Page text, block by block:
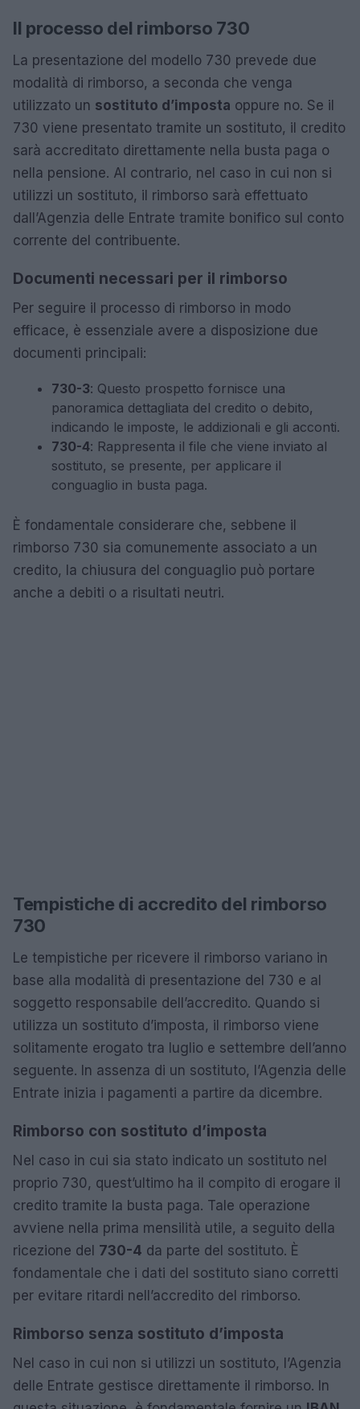
Il processo del rimborso 730
La presentazione del modello 730 prevede due
modalità di rimborso, a seconda che venga
utilizzato un sostituto d’imposta oppure no. Se il
730 viene presentato tramite un sostituto, il credito
sarà accreditato direttamente nella busta paga o
nella pensione. Al contrario, nel caso in cui non si
utilizzi un sostituto, il rimborso sarà effettuato
dall’Agenzia delle Entrate tramite bonifico sul conto
corrente del contribuente.
Documenti necessari per il rimborso
Per seguire il processo di rimborso in modo
efficace, è essenziale avere a disposizione due
documenti principali:
730-3: Questo prospetto fornisce una
panoramica dettagliata del credito o debito,
indicando le imposte, le addizionali e gli acconti.
730-4: Rappresenta il file che viene inviato al
sostituto, se presente, per applicare il
conguaglio in busta paga.
È fondamentale considerare che, sebbene il
rimborso 730 sia comunemente associato a un
credito, la chiusura del conguaglio può portare
anche a debiti o a risultati neutri.
Tempistiche di accredito del rimborso
730
Le tempistiche per ricevere il rimborso variano in
base alla modalità di presentazione del 730 e al
soggetto responsabile dell’accredito. Quando si
utilizza un sostituto d’imposta, il rimborso viene
solitamente erogato tra luglio e settembre dell’anno
seguente. In assenza di un sostituto, l’Agenzia delle
Entrate inizia i pagamenti a partire da dicembre.
Rimborso con sostituto d’imposta
Nel caso in cui sia stato indicato un sostituto nel
proprio 730, quest’ultimo ha il compito di erogare il
credito tramite la busta paga. Tale operazione
avviene nella prima mensilità utile, a seguito della
ricezione del 730-4 da parte del sostituto. È
fondamentale che i dati del sostituto siano corretti
per evitare ritardi nell’accredito del rimborso.
Rimborso senza sostituto d’imposta
Nel caso in cui non si utilizzi un sostituto, l’Agenzia
delle Entrate gestisce direttamente il rimborso. In